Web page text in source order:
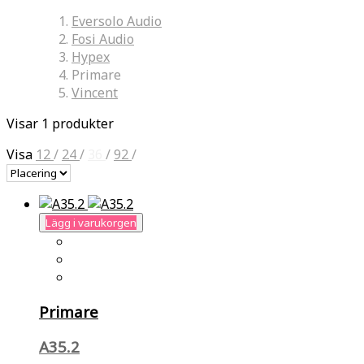
Eversolo Audio
Fosi Audio
Hypex
Primare
Vincent
Visar 1 produkter
Visa 12/ 24/ /92/
Lägg i varukorgen
Primare
A35.2